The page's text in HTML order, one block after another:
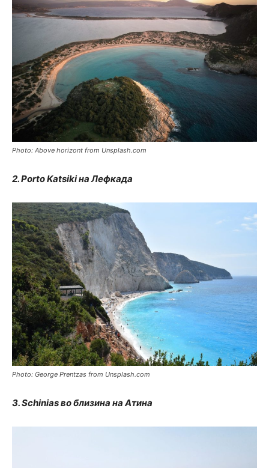
Photo: Above horizont from Unsplash.com
2. Porto Katsiki на Лефкада
Photo: George Prentzas from Unsplash.com
3. Schinias во близина на Атина